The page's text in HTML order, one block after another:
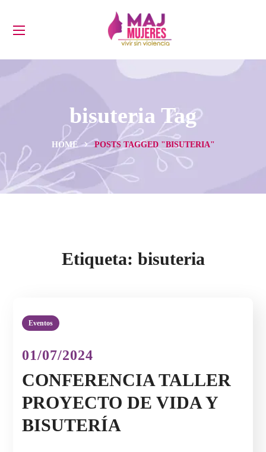
bisuteria Tag
HOME POSTS TAGGED "BISUTERIA"
Etiqueta: bisuteria
Eventos
01/07/2024
CONFERENCIA TALLER
PROYECTO DE VIDA Y
BISUTERÍA